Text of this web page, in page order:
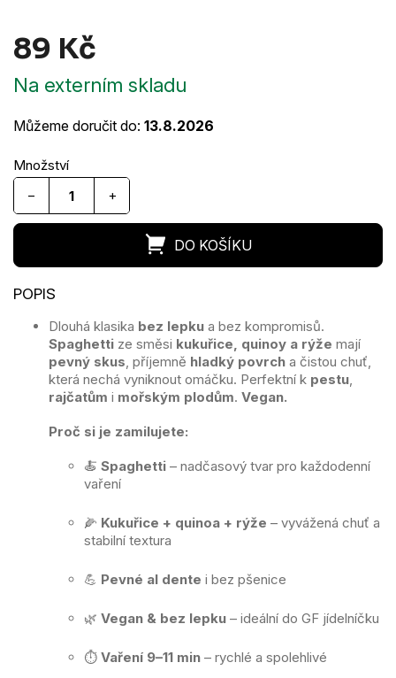
89 Kč
cena:
Na externím skladu
Můžeme doručit do: 13.8.2026
+
−
Dlouhá klasika bez lepku a bez kompromisů.
Spaghetti ze směsi kukuřice, quinoy a rýže mají
pevný skus, příjemně hladký povrch a čistou chuť,
která nechá vyniknout omáčku. Perfektní k pestu,
rajčatům i mořským plodům. Vegan.
Proč si je zamilujete:
🍝 Spaghetti – nadčasový tvar pro každodenní
vaření
🌽 Kukuřice + quinoa + rýže – vyvážená chuť a
stabilní textura
💪 Pevné al dente i bez pšenice
🌿 Vegan & bez lepku – ideální do GF jídelníčku
⏱️ Vaření 9–11 min – rychlé a spolehlivé